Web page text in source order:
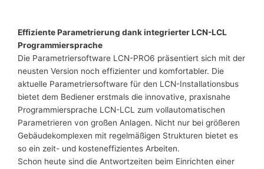
Effiziente Parametrierung dank integrierter LCN-LCL
Programmiersprache
Die Parametriersoftware LCN-PRO6 präsentiert sich mit der
neusten Version noch effizienter und komfortabler. Die
aktuelle Parametriersoftware für den LCN-Installationsbus
bietet dem Bediener erstmals die innovative, praxisnahe
Programmiersprache LCN-LCL zum vollautomatischen
Parametrieren von großen Anlagen. Nicht nur bei größeren
Gebäudekomplexen mit regelmäßigen Strukturen bietet es
so ein zeit- und kosteneffizientes Arbeiten.
Schon heute sind die Antwortzeiten beim Einrichten einer